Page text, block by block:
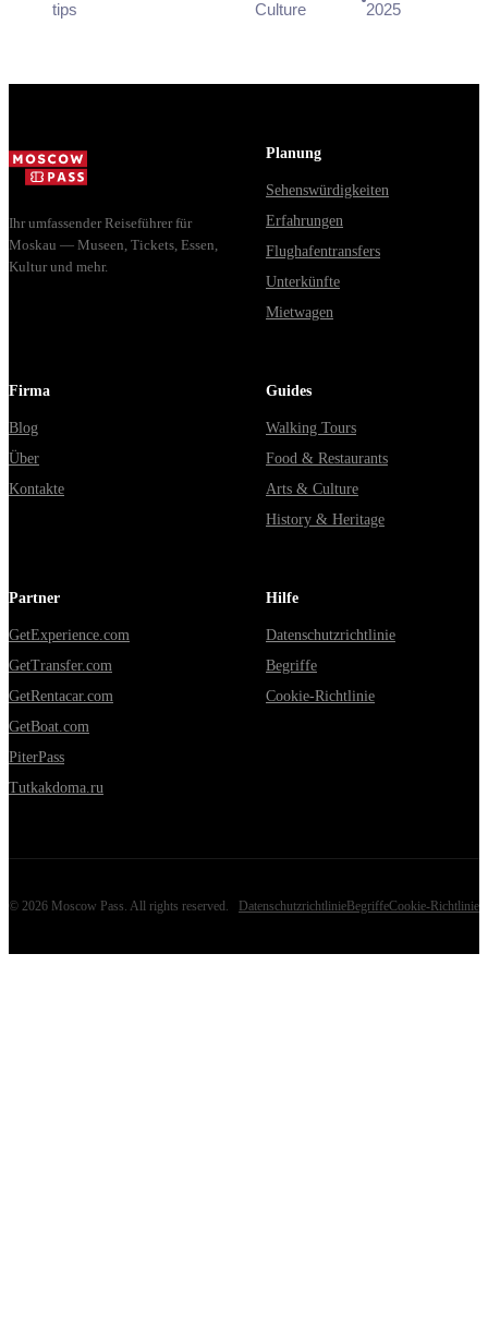
tips Culture 2025
Ihr umfassender Reiseführer für
Moskau — Museen, Tickets, Essen,
Kultur und mehr.
Planung
Sehenswürdigkeiten
Erfahrungen
Flughafentransfers
Unterkünfte
Mietwagen
Firma
Blog
Über
Kontakte
Guides
Walking Tours
Food & Restaurants
Arts & Culture
History & Heritage
Partner
GetExperience.com
GetTransfer.com
GetRentacar.com
GetBoat.com
PiterPass
Tutkakdoma.ru
Hilfe
Datenschutzrichtlinie
Begriffe
Cookie-Richtlinie
© 2026 Moscow Pass . All rights reserved. DatenschutzrichtlinieBegriffeCookie-Richtlinie